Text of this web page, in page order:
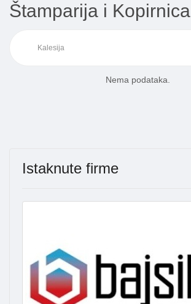
Štamparija i Kopirnica
Nema podataka.
Istaknute firme